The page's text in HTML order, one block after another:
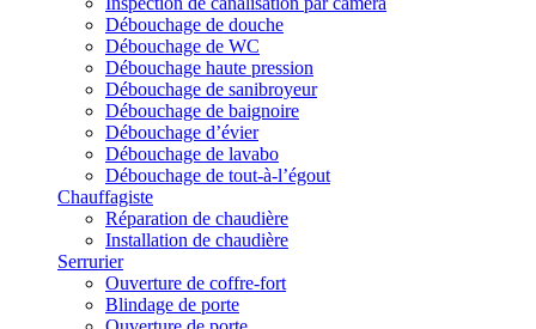
Débouchage de douche
Débouchage de WC
Débouchage haute pression
Débouchage de sanibroyeur
Débouchage de baignoire
Débouchage d’évier
Débouchage de lavabo
Débouchage de tout-à-l’égout
Chauffagiste
Réparation de chaudière
Installation de chaudière
Serrurier
Ouverture de coffre-fort
Blindage de porte